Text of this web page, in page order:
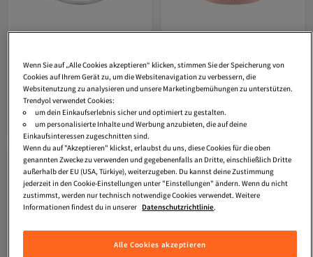
Catrice Lip Lovin‘ Overnight Lip Mask
#030-feelin‘ Peachy 4 gr
Versand kostenlos ab 35€
18,67€
In den Warenkorb
CatricePillow Plush Lippenmaske
Mit Peptiden #010 12 gr
Versand kostenlos ab 35€
In den Warenkorb
Wenn Sie auf „Alle Cookies akzeptieren“ klicken, stimmen Sie der Speicherung von
Cookies auf Ihrem Gerät zu, um die Websitenavigation zu verbessern, die
Websitenutzung zu analysieren und unsere Marketingbemühungen zu unterstützen.
Trendyol verwendet Cookies:
um dein Einkaufserlebnis sicher und optimiert zu gestalten.
um personalisierte Inhalte und Werbung anzubieten, die auf deine
Einkaufsinteressen zugeschnitten sind.
Wenn du auf "Akzeptieren" klickst, erlaubst du uns, diese Cookies für die oben
genannten Zwecke zu verwenden und gegebenenfalls an Dritte, einschließlich Dritte
außerhalb der EU (USA, Türkiye), weiterzugeben. Du kannst deine Zustimmung
jederzeit in den Cookie-Einstellungen unter "Einstellungen" ändern. Wenn du nicht
zustimmst, werden nur technisch notwendige Cookies verwendet. Weitere
Informationen findest du in unserer Datenschutzrichtlinie.
Alle Cookies akzeptieren